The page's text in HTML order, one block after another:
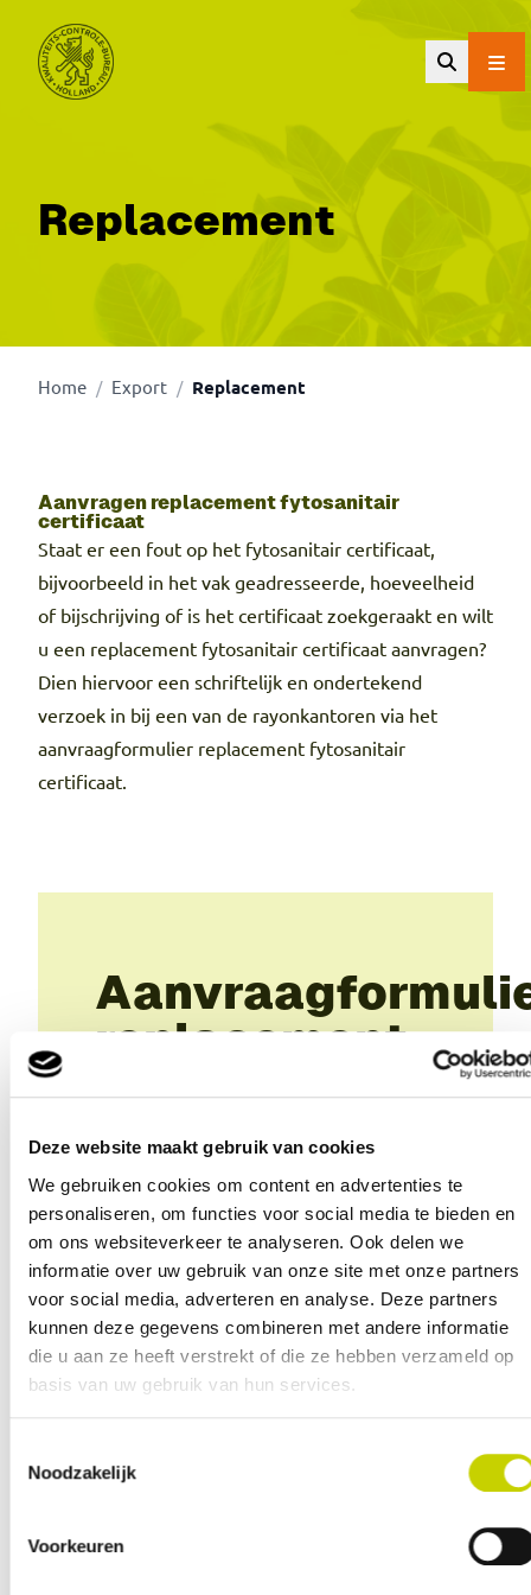
Deze website maakt gebruik van cookies
We gebruiken cookies om content en advertenties te
personaliseren, om functies voor social media te bieden en
om ons websiteverkeer te analyseren. Ook delen we
informatie over uw gebruik van onze site met onze partners
voor social media, adverteren en analyse. Deze partners
kunnen deze gegevens combineren met andere informatie
die u aan ze heeft verstrekt of die ze hebben verzameld op
basis van uw gebruik van hun services.
Noodzakelijk
Voorkeuren
Replacement
Home / Export / Replacement
Aanvragen replacement fytosanitair
certificaat
Staat er een fout op het fytosanitair certificaat,
bijvoorbeeld in het vak geadresseerde, hoeveelheid
of bijschrijving of is het certificaat zoekgeraakt en wilt
u een replacement fytosanitair certificaat aanvragen?
Dien hiervoor een schriftelijk en ondertekend
verzoek in bij een van de rayonkantoren via het
aanvraagformulier replacement fytosanitair
certificaat.
replacement
en instructie
replacement-
aanvraagformulier
DOCX
replacement-aanmaken-
versie-2026
PDF